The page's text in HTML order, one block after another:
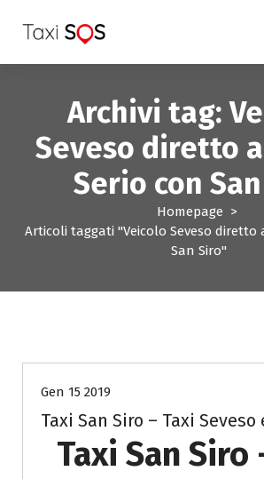
a
Archivi tag:
Seveso diretto
Serio con
Homepage >
Articoli taggati "Veicolo Seveso diretto
San Siro"
Gen 15 2019
Taxi San Siro – Taxi Seveso
Taxi San Siro